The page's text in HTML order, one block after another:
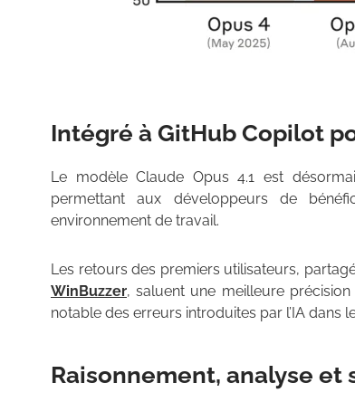
Intégré à GitHub Copilot
Le modèle Claude Opus 4.1 est
permettant aux développeurs de
environnement de travail.
Les retours des premiers utilisateurs,
WinBuzzer, saluent une meilleure
notable des erreurs introduites par l’IA dans
Raisonnement, analyse